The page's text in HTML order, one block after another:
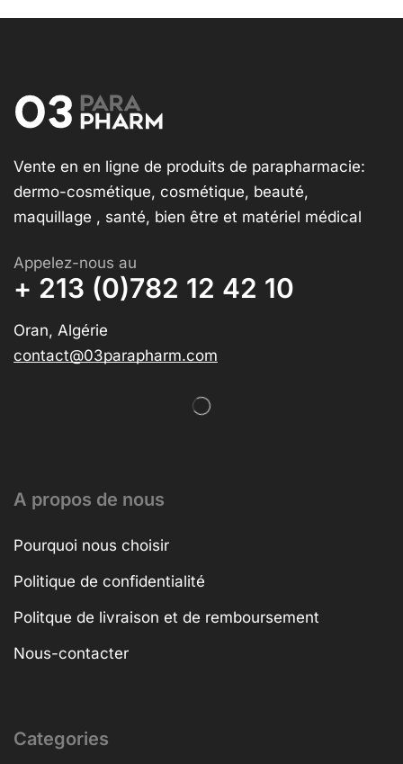
Vente en en ligne de produits de parapharmacie:
dermo-cosmétique, cosmétique, beauté,
maquillage , santé, bien être et matériel médical
Appelez-nous au
+ 213 (0)782 12 42 10
Oran, Algérie
contact@03parapharm.com
A propos de nous
Pourquoi nous choisir
Politique de confidentialité
Politque de livraison et de remboursement
Nous-contacter
Categories